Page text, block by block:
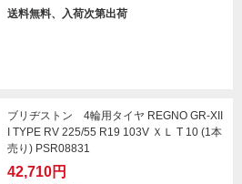
送料無料、入荷次第出荷
ブリヂストン 4輪用タイヤ REGNO GR-XII
I TYPE RV 225/55 R19 103V ＸＬ T 10 (1本
売り) PSR08831
42,710円